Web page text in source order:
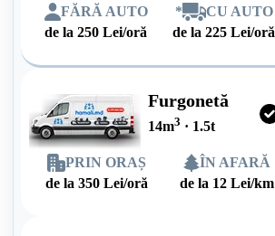
FĂRĂ AUTO
de la250 Lei/oră
*
CU AUTO
de la225 Lei/oră
Furgonetă
14m3 · 1.5t
PRIN ORAȘ
de la 350 Lei/oră
ÎN AFARĂ
de la 12 Lei/km